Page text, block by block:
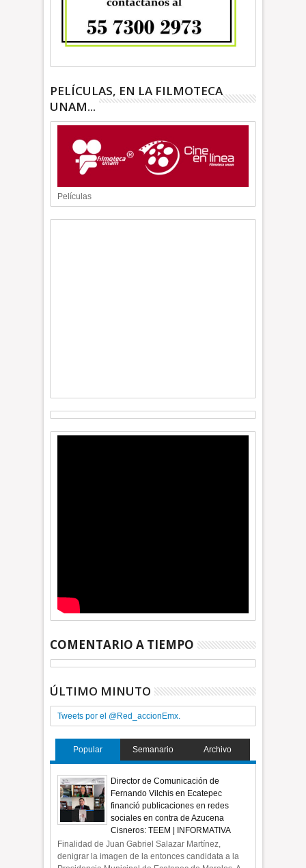
PELÍCULAS, EN LA FILMOTECA
UNAM...
Películas
COMENTARIO A TIEMPO
ÚLTIMO MINUTO
Tweets por el @Red_accionEmx.
Popular Semanario Archivo
Director de Comunicación de
Fernando Vilchis en Ecatepec
financió publicaciones en redes
sociales en contra de Azucena
Cisneros: TEEM | INFORMATIVA
Finalidad de Juan Gabriel Salazar Martínez,
denigrar la imagen de la entonces candidata a la